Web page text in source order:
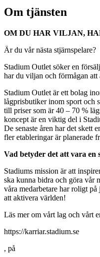
Om tjänsten
OM DU HAR VILJAN,
Är du vår nästa stjärnspelare?
Stadium Outlet söker en
har du viljan och förmågan att
Stadium Outlet är ett bolag
lågprisbutiker inom sport och
till priser som är 40 – 70 %
koncept är en viktig del i
De senaste åren har det skett
fler etableringar är planerade
Vad betyder det att vara en
Stadiums mission är att
ska kunna bidra och göra vår
våra medarbetare har roligt
att aktivera världen!
Läs mer om vårt lag och vårt
https://karriar.stadium.se
, på